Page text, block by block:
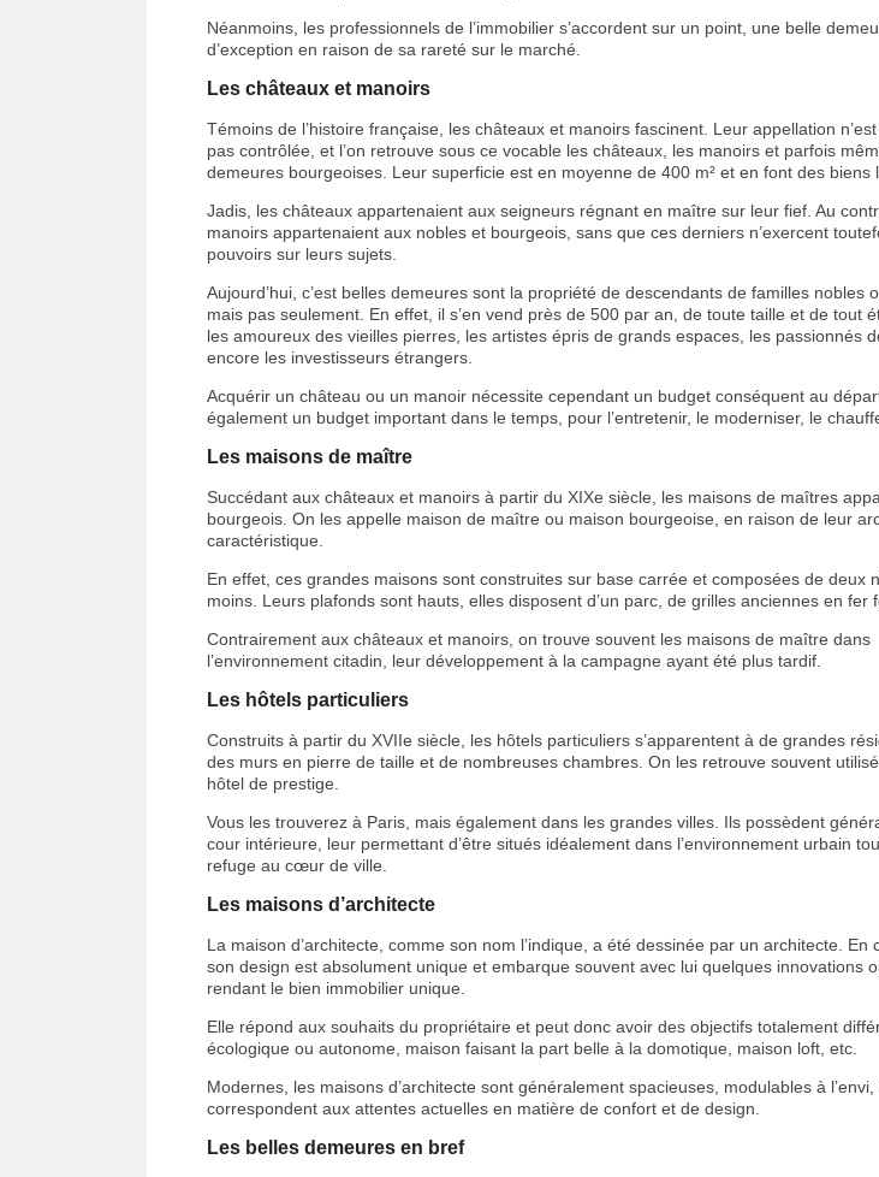
Néanmoins, les professionnels de l’immobilier s’accordent sur un point, une belle
d’exception en raison de sa rareté sur le marché.
Les châteaux et manoirs
Témoins de l’histoire française, les châteaux et manoirs fascinent. Leur appellation
pas contrôlée, et l’on retrouve sous ce vocable les châteaux, les manoirs et parfois
demeures bourgeoises. Leur superficie est en moyenne de 400 m² et en font des biens
Jadis, les châteaux appartenaient aux seigneurs régnant en maître sur leur fief. Au
manoirs appartenaient aux nobles et bourgeois, sans que ces derniers n’exercent
pouvoirs sur leurs sujets.
Aujourd’hui, c’est belles demeures sont la propriété de descendants de familles nobles
mais pas seulement. En effet, il s’en vend près de 500 par an, de toute taille et de tout
les amoureux des vieilles pierres, les artistes épris de grands espaces, les passionnés
encore les investisseurs étrangers.
Acquérir un château ou un manoir nécessite cependant un budget conséquent au
également un budget important dans le temps, pour l’entretenir, le moderniser, le
Les maisons de maître
Succédant aux châteaux et manoirs à partir du XIXe siècle, les maisons de maîtres
bourgeois. On les appelle maison de maître ou maison bourgeoise, en raison de leur
caractéristique.
En effet, ces grandes maisons sont construites sur base carrée et composées de deux
moins. Leurs plafonds sont hauts, elles disposent d’un parc, de grilles anciennes en fer
Contrairement aux châteaux et manoirs, on trouve souvent les maisons de maître dans
l’environnement citadin, leur développement à la campagne ayant été plus tardif.
Les hôtels particuliers
Construits à partir du XVIIe siècle, les hôtels particuliers s’apparentent à de grandes
des murs en pierre de taille et de nombreuses chambres. On les retrouve souvent
hôtel de prestige.
Vous les trouverez à Paris, mais également dans les grandes villes. Ils possèdent
cour intérieure, leur permettant d’être situés idéalement dans l’environnement urbain
refuge au cœur de ville.
Les maisons d’architecte
La maison d’architecte, comme son nom l’indique, a été dessinée par un architecte. En
son design est absolument unique et embarque souvent avec lui quelques innovations
rendant le bien immobilier unique.
Elle répond aux souhaits du propriétaire et peut donc avoir des objectifs totalement
écologique ou autonome, maison faisant la part belle à la domotique, maison loft, etc.
Modernes, les maisons d’architecte sont généralement spacieuses, modulables à
correspondent aux attentes actuelles en matière de confort et de design.
Les belles demeures en bref